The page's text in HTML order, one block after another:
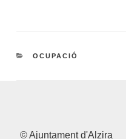
CATEGORIES
OCUPACIÓ
© Ajuntament d'Alzira